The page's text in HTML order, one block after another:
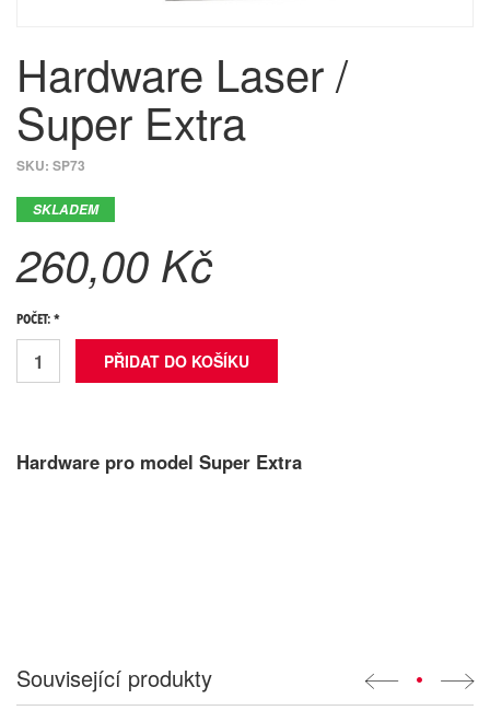
Hardware Laser /
Super Extra
SKU: SP73
SKLADEM
260,00 Kč
POČET: *
Hardware pro model Super Extra
Související produkty •